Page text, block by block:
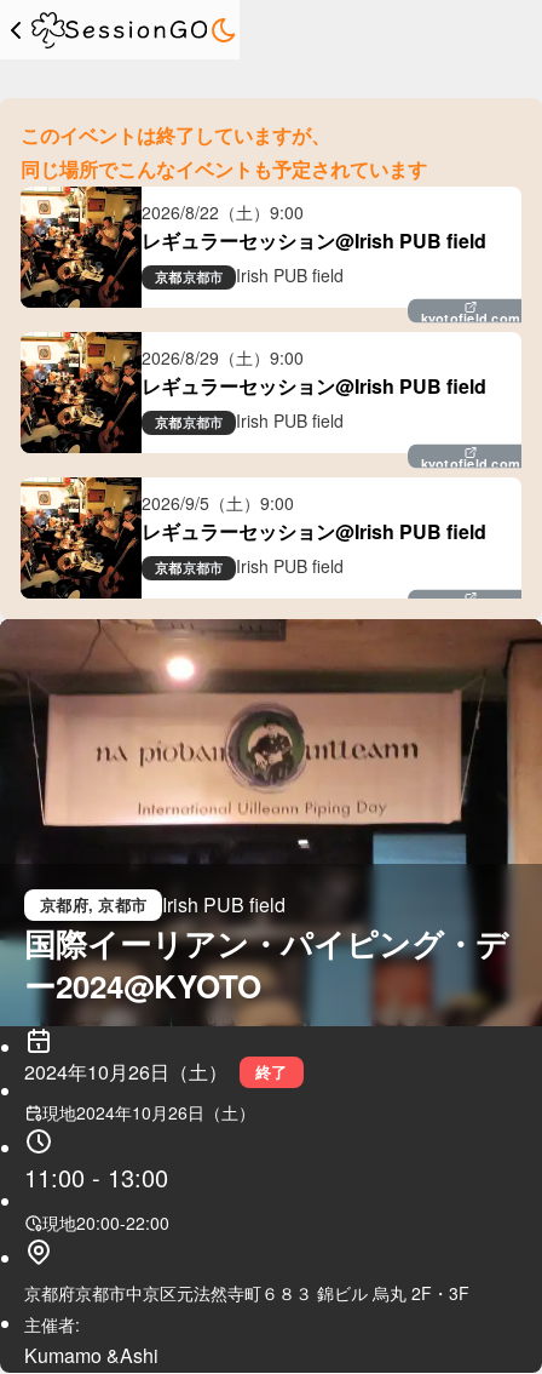
このイベントは終了していますが、
同じ場所でこんなイベントも予定されています
2026/8/22（土） 9:00
レギュラーセッション@Irish PUB field
京都京都市 Irish PUB field
kyotofield.com
2026/8/29（土） 9:00
レギュラーセッション@Irish PUB field
京都京都市 Irish PUB field
kyotofield.com
2026/9/5（土） 9:00
レギュラーセッション@Irish PUB field
京都京都市 Irish PUB field
京都府, 京都市 Irish PUB field
国際イーリアン・パイピング・デ
ー2024@KYOTO
2024年10月26日（土） 終了
現地2024年10月26日（土）
11:00 - 13:00
現地20:00-22:00
京都府京都市中京区元法然寺町６８３ 錦ビル 烏丸 2F・3F
主催者:
Kumamo &Ashi